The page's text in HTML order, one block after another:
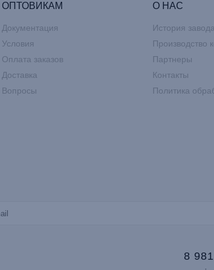
ОПТОВИКАМ
Документация
Условия
Оплата заказов
Доставка
Вопросы
О НАС
История завода
Производство
Партнеры
Контакты
Политика
8